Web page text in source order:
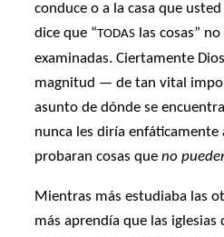
conduce o a la casa que
dice que “TODAS las cosas” no
examinadas. Ciertamente
magnitud — de tan vital
asunto de dónde se
nunca les diría enfáticamente
probaran cosas queno
Mientras más estudiaba las
más aprendía que las